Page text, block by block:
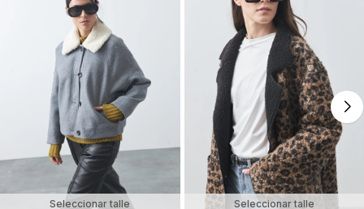
Seleccionar talle Seleccionar talle